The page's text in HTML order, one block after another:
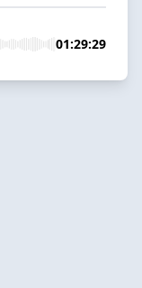
01:29:29